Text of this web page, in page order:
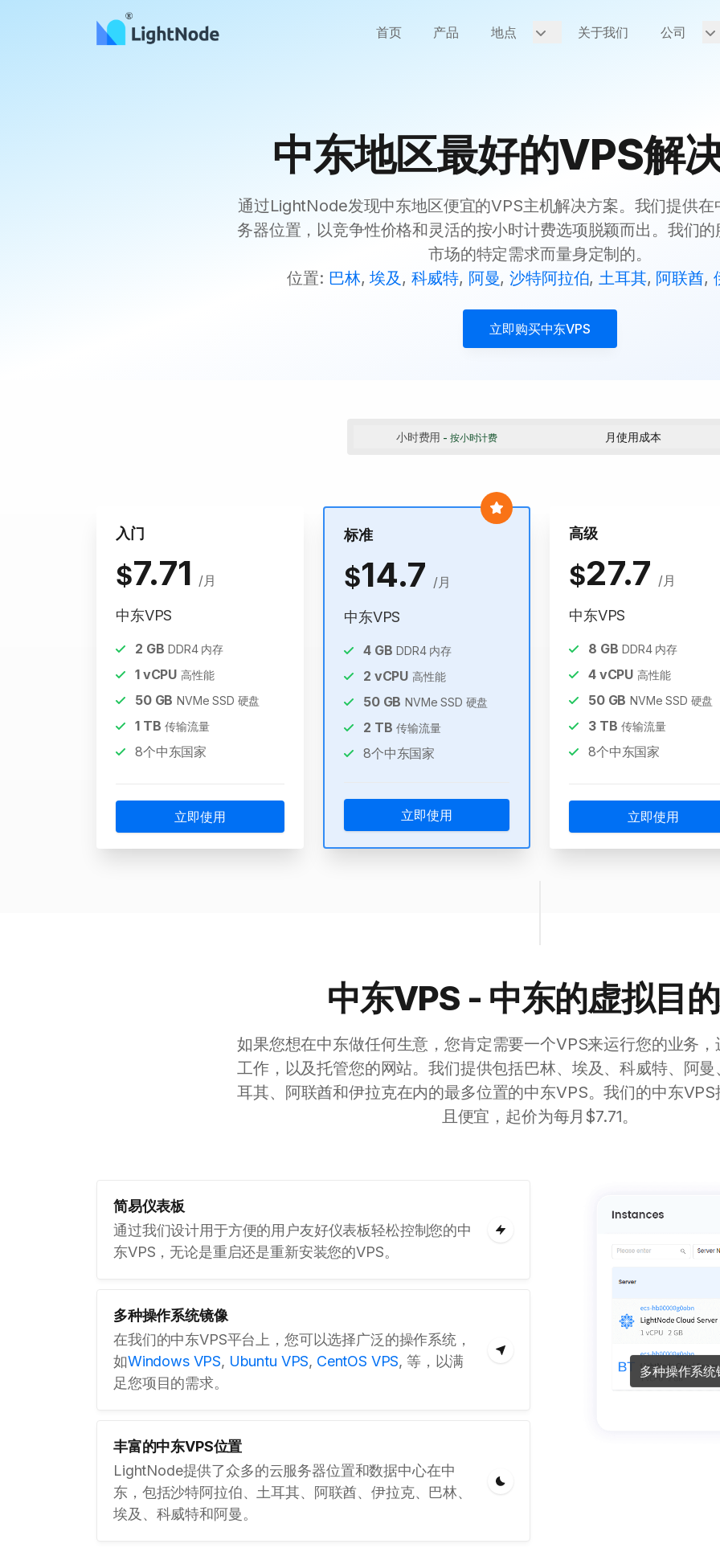
首页 产品 地点 关于我们 公司
中东地区最好的VPS解
通过LightNode发现中东地区便宜的VPS主机解决方案。我们提供在
务器位置，以竞争性价格和灵活的按小时计费选项脱颖而出。我们
市场的特定需求而量身定制的。
位置: 巴林,埃及 , 科威特, 阿曼,沙特阿拉伯,土耳其, 阿联酋,
立即购买中东VPS
小时费用 - 按小时计费 月使用成本
入门
$7.71 /月
中东VPS
2 GB DDR4 内存
1vCPU 高性能
50GB NVMe SSD 硬盘
1TB 传输流量
8个中东国家
立即使用
标准
$14.7 /月
中东VPS
4GB DDR4 内存
2 vCPU 高性能
50GB NVMe SSD 硬盘
2 TB 传输流量
8个中东国家
立即使用
高级
$27.7 /月
中东VPS
8 GB DDR4 内存
4vCPU 高性能
50GB NVMe SSD 硬盘
3TB 传输流量
8个中东国家
立即使用
中东VPS - 中东的虚拟目
如果您想在中东做任何生意，您肯定需要一个VPS来运行您的业务
工作，以及托管您的网站。我们提供包括巴林、埃及、科威特、阿
耳其、阿联酋和伊拉克在内的最多位置的中东VPS。我们的中东
且便宜，起价为每月$7.71。
简易仪表板
通过我们设计用于方便的用户友好仪表板轻松控制您的中
东VPS，无论是重启还是重新安装您的VPS。
多种操作系统镜像
在我们的中东VPS平台上，您可以选择广泛的操作系统，
如Windows VPS, Ubuntu VPS, CentOS VPS, 等，以满
足您项目的需求。
丰富的中东VPS位置
LightNode提供了众多的云服务器位置和数据中心在中
东，包括沙特阿拉伯、土耳其、阿联酋、伊拉克、巴林、
埃及、科威特和阿曼。
多种操作系统